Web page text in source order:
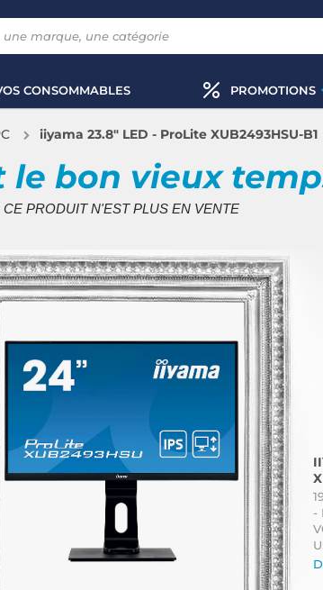
CONSOMMABLES PROMOTIONS
iiyama 23.8" LED - ProLite XUB2493HSU-B1
le bon vieux
CE PRODUIT N'EST PLUS EN VENTE
-